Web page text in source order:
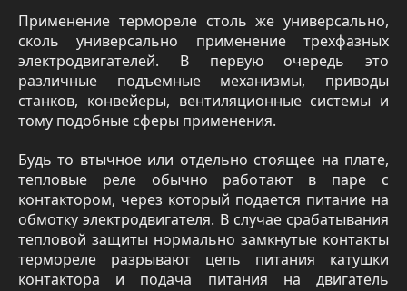
Применение термореле столь же универсально,
сколь универсально применение трехфазных
электродвигателей. В первую очередь это
различные подъемные механизмы, приводы
станков, конвейеры, вентиляционные системы и
тому подобные сферы применения.
Будь то втычное или отдельно стоящее на плате,
тепловые реле обычно работают в паре с
контактором, через который подается питание на
обмотку электродвигателя. В случае срабатывания
тепловой защиты нормально замкнутые контакты
термореле разрывают цепь питания катушки
контактора и подача питания на двигатель